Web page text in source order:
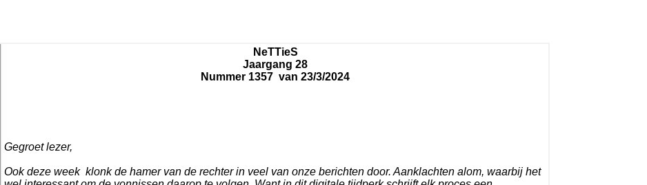
NeTTieS
Jaargang 28
Nummer 1357 van 23/3/2024
Gegroet lezer,
Ook deze week klonk de hamer van de rechter in veel van onze berichten door. Aanklachten alom, waarbij het